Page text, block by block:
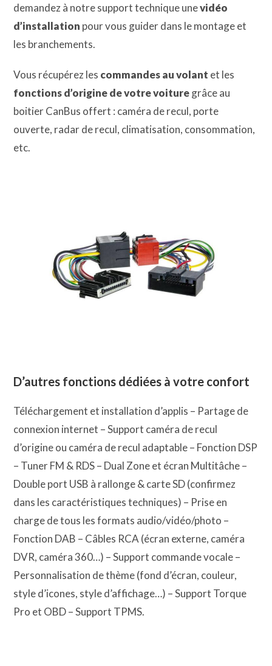
demandez à notre support technique unevidéo
d’installation pour vous guider dans le montage et
les branchements.
Vous récupérez les commandes au volant et les
fonctions d’origine de votre voituregrâce au
boitier CanBus offert : caméra de recul, porte
ouverte, radar de recul, climatisation, consommation,
etc.
D’autres fonctions dédiées à votre confort
Téléchargement et installation d’applis – Partage de
connexion internet – Support caméra de recul
d’origine ou caméra de recul adaptable – Fonction DSP
– Tuner FM & RDS – Dual Zone et écran Multitâche –
Double port USB à rallonge & carte SD (confirmez
dans les caractéristiques techniques) – Prise en
charge de tous les formats audio/vidéo/photo –
Fonction DAB – Câbles RCA (écran externe, caméra
DVR, caméra 360…) – Support commande vocale –
Personnalisation de thème (fond d’écran, couleur,
style d’icones, style d’affichage…) – Support Torque
Pro et OBD – Support TPMS.